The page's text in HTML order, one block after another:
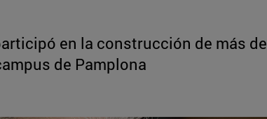
en la construcción de más de
de Pamplona